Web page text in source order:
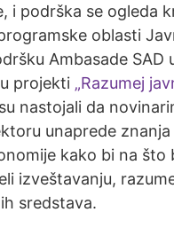
i podrška se ogleda
oblasti
Ambasade SAD
projekti „Razumej
nastojali da
unaprede
kako bi na što
izveštavanju,
sredstava.